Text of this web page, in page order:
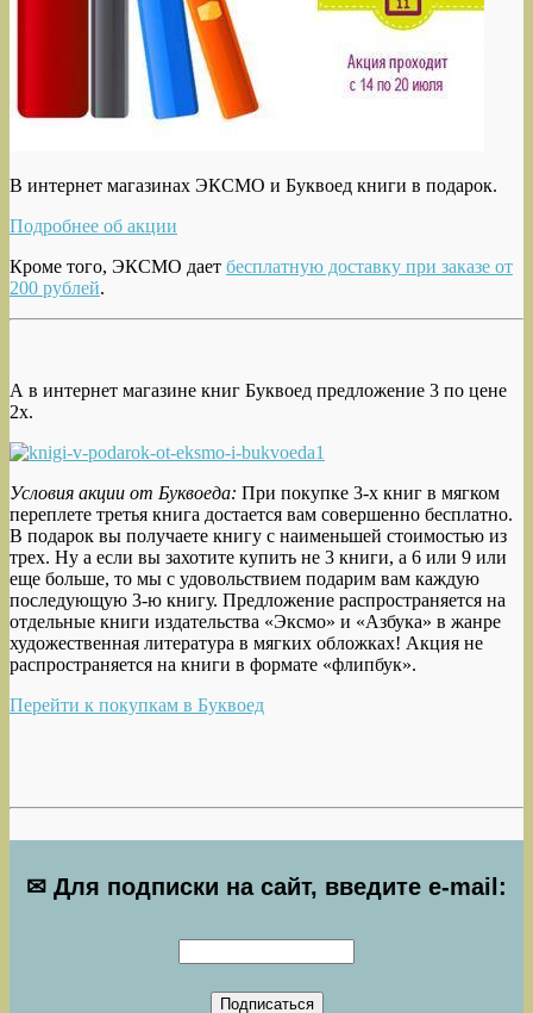
В интернет магазинах ЭКСМО и Буквоед книги в подарок.
Подробнее об акции
Кроме того, ЭКСМО дает бесплатную доставку при заказе от
200 рублей.
А в интернет магазине книг Буквоед предложение 3 по цене
2х.
Условия акции от Буквоеда: При покупке 3-х книг в мягком
переплете третья книга достается вам совершенно бесплатно.
В подарок вы получаете книгу с наименьшей стоимостью из
трех. Ну а если вы захотите купить не 3 книги, а 6 или 9 или
еще больше, то мы с удовольствием подарим вам каждую
последующую 3-ю книгу. Предложение распространяется на
отдельные книги издательства «Эксмо» и «Азбука» в жанре
художественная литература в мягких обложках! Акция не
распространяется на книги в формате «флипбук».
Перейти к покупкам в Буквоед
✉ Для подписки на сайт, введите e-mail: